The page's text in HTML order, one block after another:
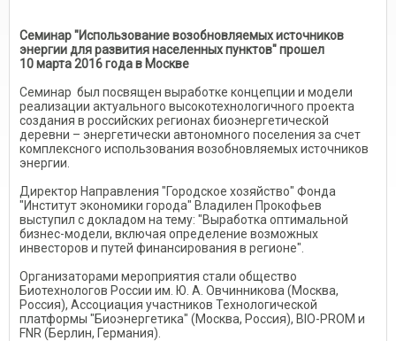
Семинар "Использование возобновляемых источников
энергии для развития населенных пунктов" прошел
10 марта 2016 года в Москве
Семинар был посвящен выработке концепции и модели
реализации актуального высокотехнологичного проекта
создания в российских регионах биоэнергетической
деревни – энергетически автономного поселения за счет
комплексного использования возобновляемых источников
энергии.
Директор Направления "Городское хозяйство" Фонда
"Институт экономики города" Владилен Прокофьев
выступил с докладом на тему: "Выработка оптимальной
бизнес-модели, включая определение возможных
инвесторов и путей финансирования в регионе".
Организаторами мероприятия стали общество
Биотехнологов России им. Ю. А. Овчинникова (Москва,
Россия), Ассоциация участников Технологической
платформы "Биоэнергетика" (Москва, Россия), BIO-PROM и
FNR (Берлин, Германия).